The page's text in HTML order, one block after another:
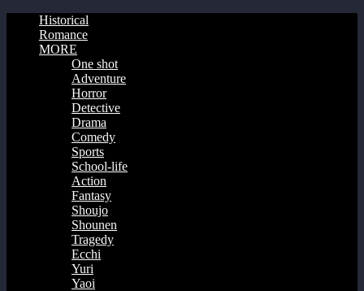
Historical
Romance
MORE
One shot
Adventure
Horror
Detective
Drama
Comedy
Sports
School-life
Action
Fantasy
Shoujo
Shounen
Tragedy
Ecchi
Yuri
Yaoi